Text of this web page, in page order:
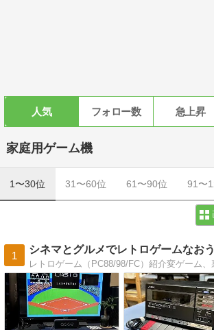
人気 フォロー数 急上昇
家庭用ゲーム機
1〜30位 31〜60位 61〜90位 91〜
1
シネマとグルメでレトロゲームなお